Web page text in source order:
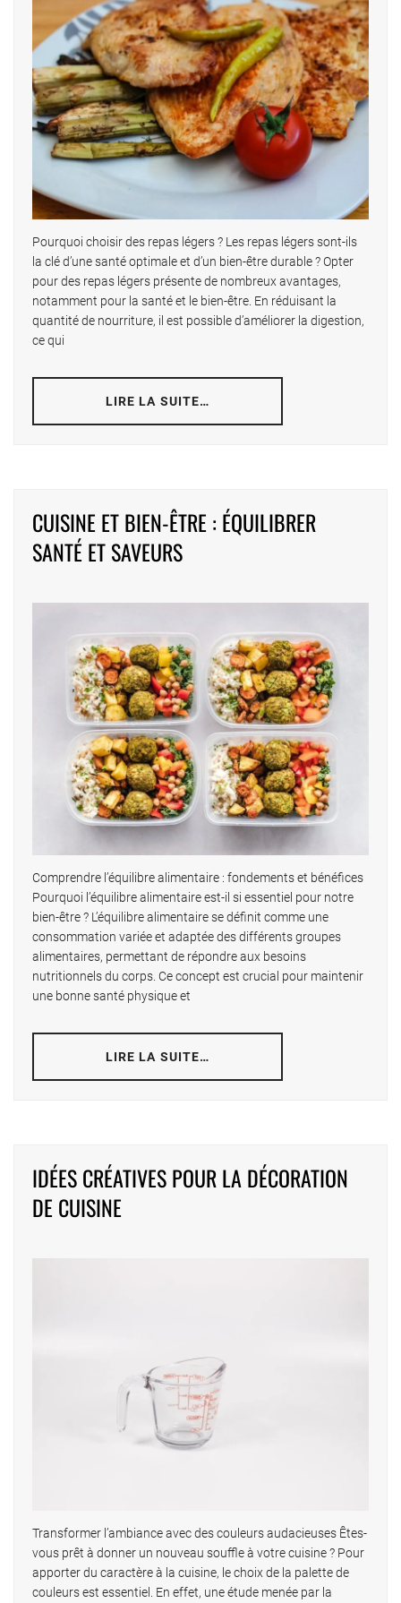
Pourquoi choisir des repas légers ? Les repas légers sont-ils
la clé d’une santé optimale et d’un bien-être durable ? Opter
pour des repas légers présente de nombreux avantages,
notamment pour la santé et le bien-être. En réduisant la
quantité de nourriture, il est possible d’améliorer la digestion,
ce qui
LIRE LA SUITE…
CUISINE ET BIEN-ÊTRE : ÉQUILIBRER
SANTÉ ET SAVEURS
Comprendre l’équilibre alimentaire : fondements et bénéfices
Pourquoi l’équilibre alimentaire est-il si essentiel pour notre
bien-être ? L’équilibre alimentaire se définit comme une
consommation variée et adaptée des différents groupes
alimentaires, permettant de répondre aux besoins
nutritionnels du corps. Ce concept est crucial pour maintenir
une bonne santé physique et
LIRE LA SUITE…
IDÉES CRÉATIVES POUR LA DÉCORATION
DE CUISINE
Transformer l’ambiance avec des couleurs audacieuses Êtes-
vous prêt à donner un nouveau souffle à votre cuisine ? Pour
apporter du caractère à la cuisine, le choix de la palette de
couleurs est essentiel. En effet, une étude menée par la